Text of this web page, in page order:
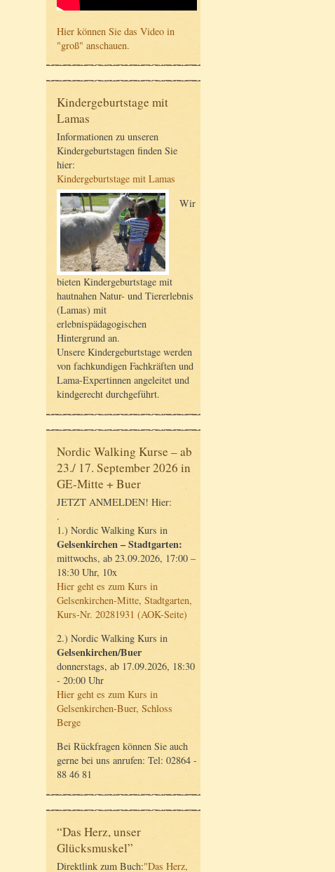
Hier können Sie das Video in
"groß" anschauen.
Kindergeburtstage mit
Lamas
Informationen zu unseren
Kindergeburtstagen finden Sie
hier:
Kindergeburtstage mit Lamas
Wir
bieten Kindergeburtstage mit
hautnahen Natur- und Tiererlebnis
(Lamas) mit
erlebnispädagogischen
Hintergrund an.
Unsere Kindergeburtstage werden
von fachkundigen Fachkräften und
Lama-Expertinnen angeleitet und
kindgerecht durchgeführt.
Nordic Walking Kurse – ab
23./ 17. September 2026 in
GE-Mitte + Buer
JETZT ANMELDEN! Hier:
.
1.) Nordic Walking Kurs in
Gelsenkirchen – Stadtgarten:
mittwochs, ab 23.09.2026, 17:00 –
18:30 Uhr, 10x
Hier geht es zum Kurs in
Gelsenkirchen-Mitte, Stadtgarten,
Kurs-Nr. 20281931 (AOK-Seite)
2.) Nordic Walking Kurs in
Gelsenkirchen/Buer
donnerstags, ab 17.09.2026, 18:30
- 20:00 Uhr
Hier geht es zum Kurs in
Gelsenkirchen-Buer, Schloss
Berge
Bei Rückfragen können Sie auch
gerne bei uns anrufen: Tel: 02864 -
88 46 81
“Das Herz, unser
Glücksmuskel”
Direktlink zum Buch:"Das Herz,